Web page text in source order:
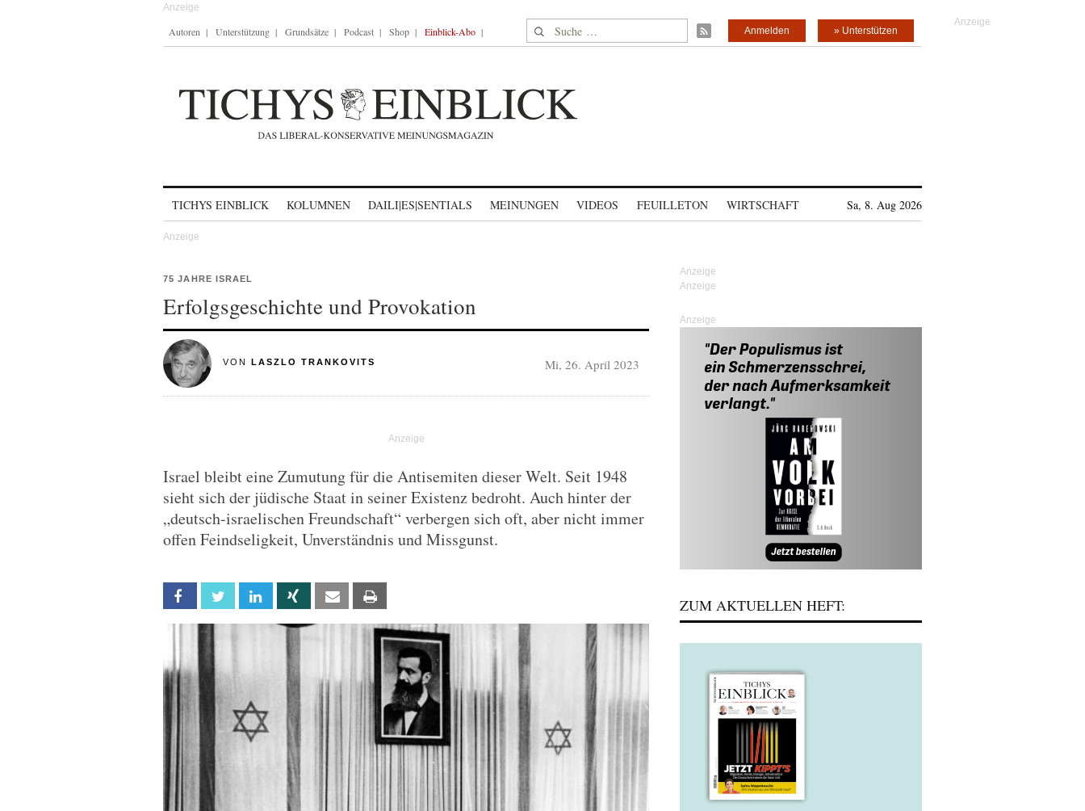
Autoren Unterstützung Grundsätze Podcast Shop Einblick-Abo Suche nach: » Unterstützen
Anmelden
TICHYS EINBLICK KOLUMNEN DAILI|ES|SENTIALS MEINUNGEN VIDEOS FEUILLETON WIRTSCHAFT Sa, 8. Aug 2026
75 JAHRE ISRAEL
Erfolgsgeschichte und Provokation
VON LASZLO TRANKOVITS Mi, 26. April 2023
Israel bleibt eine Zumutung für die Antisemiten dieser Welt. Seit 1948
sieht sich der jüdische Staat in seiner Existenz bedroht. Auch hinter der
„deutsch-israelischen Freundschaft“ verbergen sich oft, aber nicht immer
offen Feindseligkeit, Unverständnis und Missgunst.
Facebook Twitter Linkedin Xing Email
Anzeige
ZUM AKTUELLEN HEFT: